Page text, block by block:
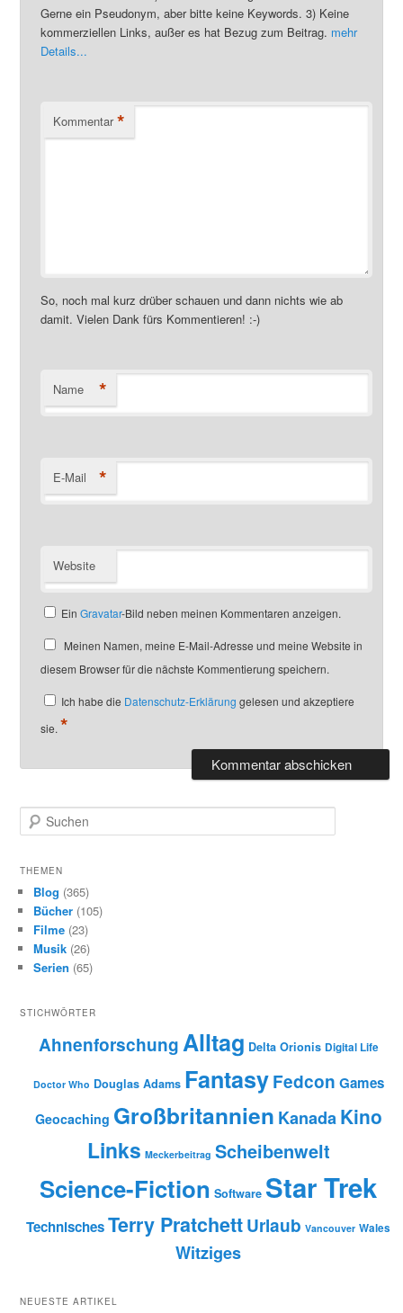
Gerne ein Pseudonym, aber bitte keine Keywords. 3) Keine
kommerziellen Links, außer es hat Bezug zum Beitrag. mehr
Details...
Kommentar *
So, noch mal kurz drüber schauen und dann nichts wie ab
damit. Vielen Dank fürs Kommentieren! :-)
Name *
E-Mail *
Website
EinGravatar-Bild neben meinen Kommentaren anzeigen.
Meinen Namen, meine E-Mail-Adresse und meine Website in
diesem Browser für die nächste Kommentierung speichern.
Ich habe die Datenschutz-Erklärung gelesen und akzeptiere
sie. *
u
h
THEMEN
Blog (365)
Bücher (105)
Filme (23)
Musik (26)
Serien (65)
STICHWÖRTER
AhnenforschungAlltag Delta Orionis Digital Life
Doctor Who Douglas Adams Fantasy Fedcon Games
Geocaching Großbritannien Kanada Kino
Links Meckerbeitrag Scheibenwelt
Science-Fiction Software Star Trek
TechnischesTerry PratchettUrlaub Vancouver Wales
Witziges
NEUESTE ARTIKEL